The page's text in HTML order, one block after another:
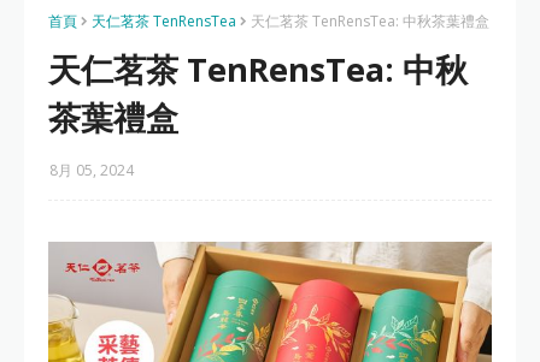
首頁 天仁茗茶 TenRensTea 天仁茗茶 TenRensTea: 中秋茶葉禮盒
天仁茗茶 TenRensTea: 中秋
茶葉禮盒
8月 05, 2024